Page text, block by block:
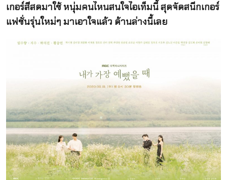
เกอร์สีสดมาใช้ หนุ่มคนไหนสนใจไอเท็มนี้ สุดจัดสนีกเกอร์
แฟชั่นรุ่นใหม่ๆ มาเอาใจแล้ว ด้านล่างนี้เลย